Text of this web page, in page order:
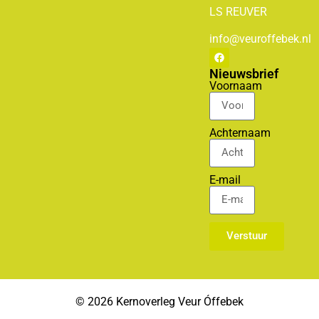
LS REUVER
info@veuroffebek.nl
Nieuwsbrief
Voornaam
Achternaam
E-mail
Verstuur
© 2026 Kernoverleg Veur Óffebek